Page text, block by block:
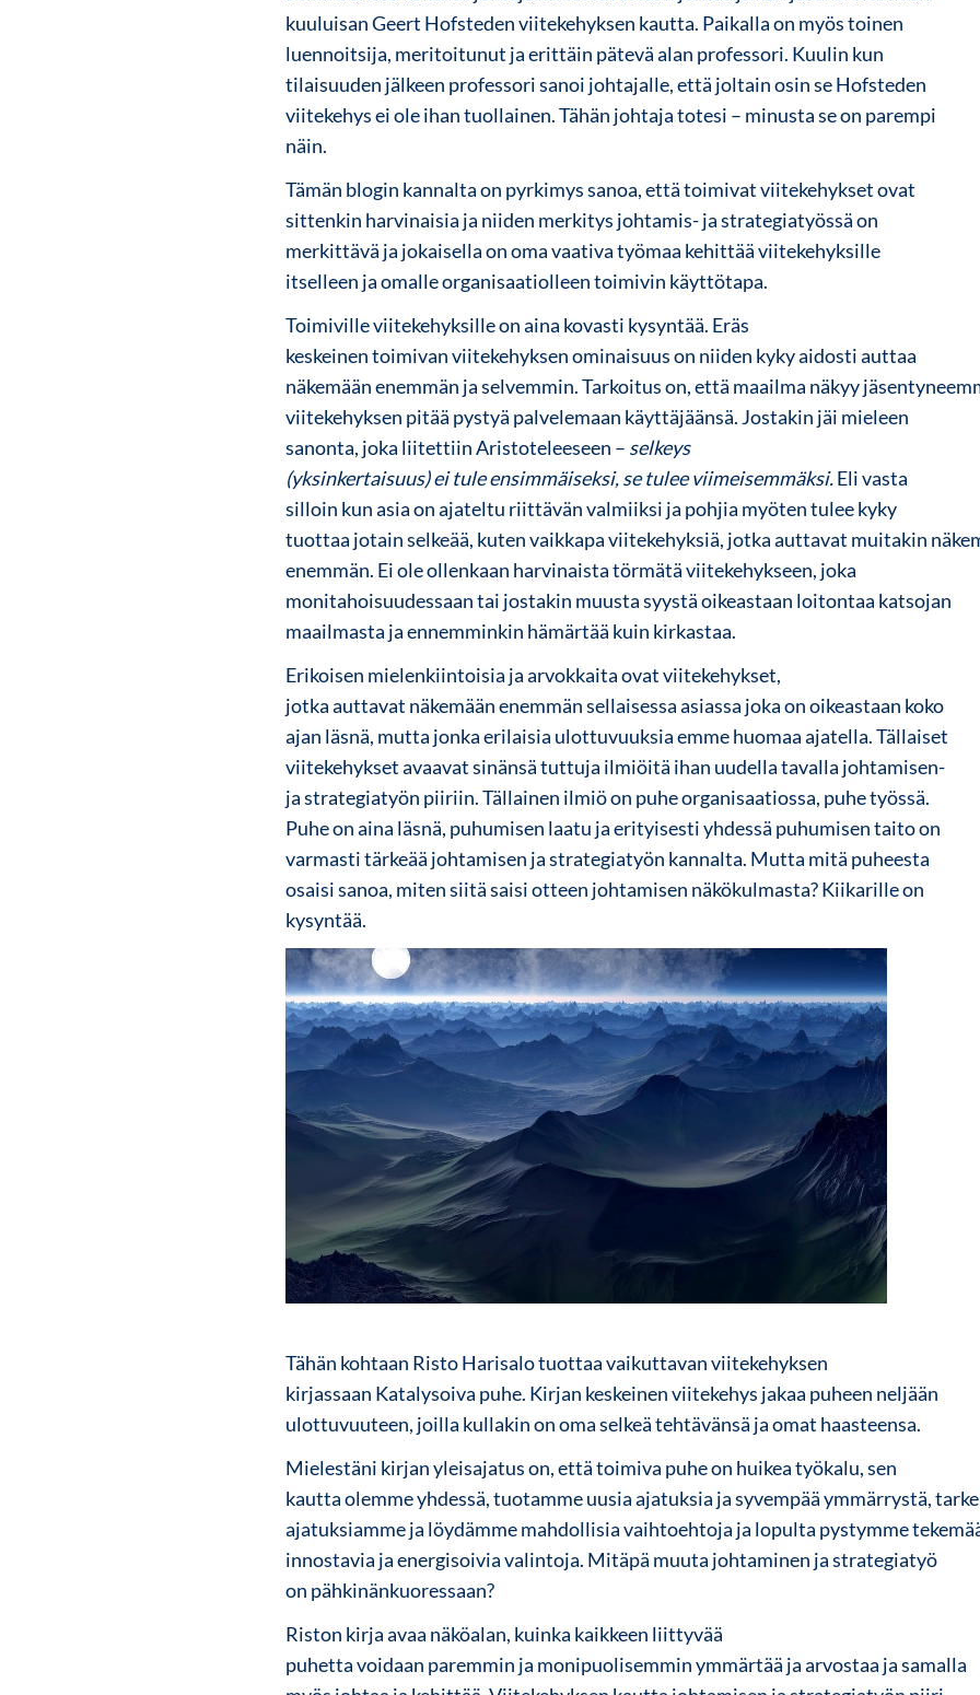
kuuluisan Geert Hofsteden viitekehyksen kautta. Paikalla on myös toinen
luennoitsija, meritoitunut ja erittäin pätevä alan professori. Kuulin kun
tilaisuuden jälkeen professori sanoi johtajalle, että joltain osin se Hofsteden
viitekehys ei ole ihan tuollainen. Tähän johtaja totesi – minusta se on parempi
näin.
Tämän blogin kannalta on pyrkimys sanoa, että toimivat viitekehykset ovat
sittenkin harvinaisia ja niiden merkitys johtamis- ja strategiatyössä on
merkittävä ja jokaisella on oma vaativa työmaa kehittää viitekehyksille
itselleen ja omalle organisaatiolleen toimivin käyttötapa.
Toimiville viitekehyksille on aina kovasti kysyntää. Eräs
keskeinen toimivan viitekehyksen ominaisuus on niiden kyky aidosti auttaa
näkemään enemmän ja selvemmin. Tarkoitus on, että maailma näkyy
viitekehyksen pitää pystyä palvelemaan käyttäjäänsä. Jostakin jäi mieleen
sanonta, joka liitettiin Aristoteleeseen – selkeys
(yksinkertaisuus) ei tule ensimmäiseksi, se tulee viimeisemmäksi.Eli vasta
silloin kun asia on ajateltu riittävän valmiiksi ja pohjia myöten tulee kyky
tuottaa jotain selkeää, kuten vaikkapa viitekehyksiä, jotka auttavat muitakin
enemmän. Ei ole ollenkaan harvinaista törmätä viitekehykseen, joka
monitahoisuudessaan tai jostakin muusta syystä oikeastaan loitontaa katsojan
maailmasta ja ennemminkin hämärtää kuin kirkastaa.
Erikoisen mielenkiintoisia ja arvokkaita ovat viitekehykset,
jotka auttavat näkemään enemmän sellaisessa asiassa joka on oikeastaan koko
ajan läsnä, mutta jonka erilaisia ulottuvuuksia emme huomaa ajatella. Tällaiset
viitekehykset avaavat sinänsä tuttuja ilmiöitä ihan uudella tavalla johtamisen-
ja strategiatyön piiriin. Tällainen ilmiö on puhe organisaatiossa, puhe työssä.
Puhe on aina läsnä, puhumisen laatu ja erityisesti yhdessä puhumisen taito on
varmasti tärkeää johtamisen ja strategiatyön kannalta. Mutta mitä puheesta
osaisi sanoa, miten siitä saisi otteen johtamisen näkökulmasta? Kiikarille on
kysyntää.
Tähän kohtaan Risto Harisalo tuottaa vaikuttavan viitekehyksen
kirjassaan Katalysoiva puhe. Kirjan keskeinen viitekehys jakaa puheen neljään
ulottuvuuteen, joilla kullakin on oma selkeä tehtävänsä ja omat haasteensa.
Mielestäni kirjan yleisajatus on, että toimiva puhe on huikea työkalu, sen
kautta olemme yhdessä, tuotamme uusia ajatuksia ja syvempää ymmärrystä,
ajatuksiamme ja löydämme mahdollisia vaihtoehtoja ja lopulta pystymme
innostavia ja energisoivia valintoja. Mitäpä muuta johtaminen ja strategiatyö
on pähkinänkuoressaan?
Riston kirja avaa näköalan, kuinka kaikkeen liittyvää
puhetta voidaan paremmin ja monipuolisemmin ymmärtää ja arvostaa ja samalla